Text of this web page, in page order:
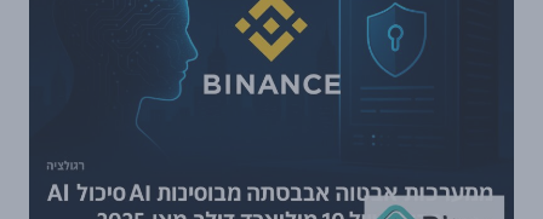
הקריפטו
ברור:
ציות,
עולים